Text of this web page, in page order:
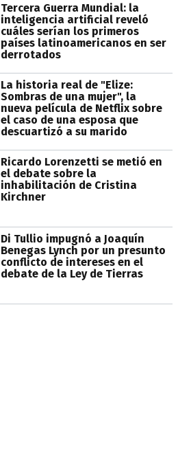
Tercera Guerra Mundial: la
inteligencia artificial reveló
cuáles serían los primeros
países latinoamericanos en ser
derrotados
La historia real de "Elize:
Sombras de una mujer", la
nueva película de Netflix sobre
el caso de una esposa que
descuartizó a su marido
Ricardo Lorenzetti se metió en
el debate sobre la
inhabilitación de Cristina
Kirchner
Di Tullio impugnó a Joaquín
Benegas Lynch por un presunto
conflicto de intereses en el
debate de la Ley de Tierras